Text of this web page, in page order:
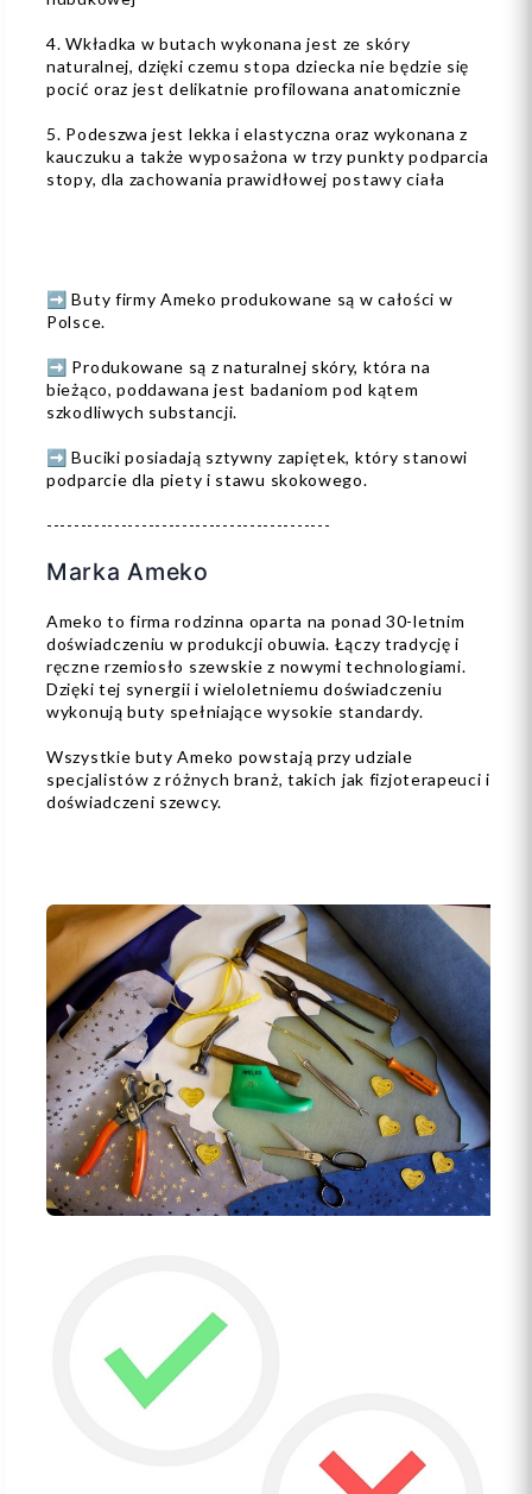
4. Wkładka w butach wykonana jest ze skóry
naturalnej, dzięki czemu stopa dziecka nie będzie się
pocić oraz jest delikatnie profilowana anatomicznie
5. Podeszwa jest lekka i elastyczna oraz wykonana z
kauczuku a także wyposażona w trzy punkty podparcia
stopy, dla zachowania prawidłowej postawy ciała
➡️ Buty firmy Ameko produkowane są w całości w
Polsce.
➡️ Produkowane są z naturalnej skóry, która na
bieżąco, poddawana jest badaniom pod kątem
szkodliwych substancji.
➡️ Buciki posiadają sztywny zapiętek, który stanowi
podparcie dla piety i stawu skokowego.
------------------------------------------
Marka Ameko
Ameko to firma rodzinna oparta na ponad 30-letnim
doświadczeniu w produkcji obuwia. Łączy tradycję i
ręczne rzemiosło szewskie z nowymi technologiami.
Dzięki tej synergii i wieloletniemu doświadczeniu
wykonują buty spełniające wysokie standardy.
Wszystkie buty Ameko powstają przy udziale
specjalistów z różnych branż, takich jak fizjoterapeuci i
doświadczeni szewcy.